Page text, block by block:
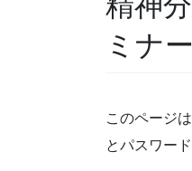
ミナー
このページ
とパスワー